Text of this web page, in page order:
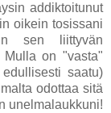
addiktoitunut
oikein tosissani
sen liittyvän
Mulla on "vasta"
saatu)
odottaa sitä
unelmalaukkuni!